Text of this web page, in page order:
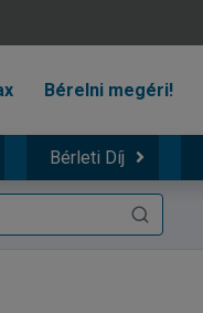
Bérelni megéri!
Bérleti Díj